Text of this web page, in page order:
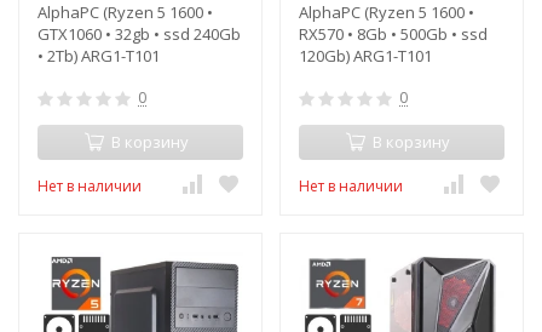
AlphaPC (Ryzen 5 1600 •
GTX1060 • 32gb • ssd 240Gb
• 2Tb) ARG1-T101
0
В корзину
Нет в наличии
AlphaPC (Ryzen 5 1600 •
RX570 • 8Gb • 500Gb • ssd
120Gb) ARG1-T101
0
В корзину
Нет в наличии